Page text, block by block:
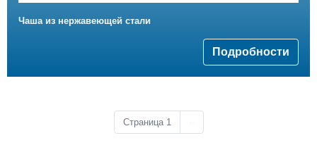
Чаша из нержавеющей стали
Подробности
Страница 1